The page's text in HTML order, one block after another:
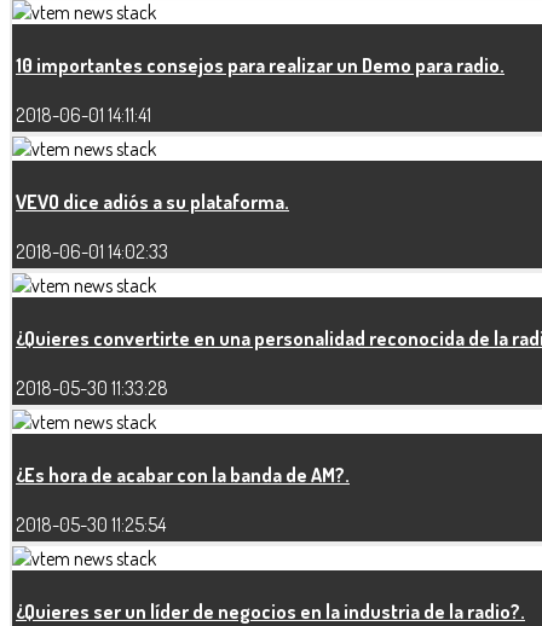
10 importantes consejos para realizar un Demo para radio.
2018-06-01 14:11:41
VEVO dice adiós a su plataforma.
2018-06-01 14:02:33
¿Quieres convertirte en una personalidad reconocida de la
2018-05-30 11:33:28
¿Es hora de acabar con la banda de AM?.
2018-05-30 11:25:54
¿Quieres ser un líder de negocios en la industria de la radio?.